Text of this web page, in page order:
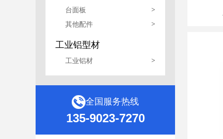
台面板 >
其他配件 >
工业铝型材
工业铝材 >
全国服务热线
135-9023-7270